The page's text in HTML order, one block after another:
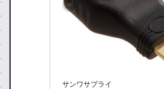
サンワサプライ